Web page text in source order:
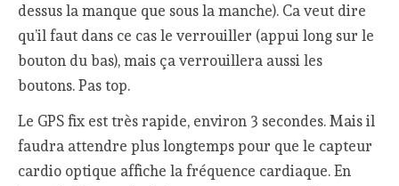
dessus la manque que sous la manche). Ca veut dire
qu’il faut dans ce cas le verrouiller (appui long sur le
bouton du bas), mais ça verrouillera aussi les
boutons. Pas top.
Le GPS fix est très rapide, environ 3 secondes. Mais il
faudra attendre plus longtemps pour que le capteur
cardio optique affiche la fréquence cardiaque. En